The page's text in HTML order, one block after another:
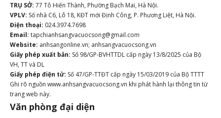
TRỤ SỞ: 77 Tô Hiến Thành, Phường Bạch Mai, Hà Nội.
VPLV: Số nhà C6, Lô 18, KĐT mới Định Công, P. Phương Liệt, Hà Nội.
Điện thoại: 024.3974.7698
Email: tapchianhsangvacuocsong@gmail.com
Website: anhsangonline.vn; anhsangvacuocsong.vn
Giấy phép xuất bản: Số 98/GP-BVHTTDL cấp ngày 13/8/2025 của Bộ
VH, TT và DL
Giấy phép điện tử: Số 47/GP-TTĐT cấp ngày 15/03/2019 của Bộ TTTT
Ghi rõ nguồn www.anhsangvacuocsong.vn khi phát hành lại thông tin từ
trang web này.
Văn phòng đại diện